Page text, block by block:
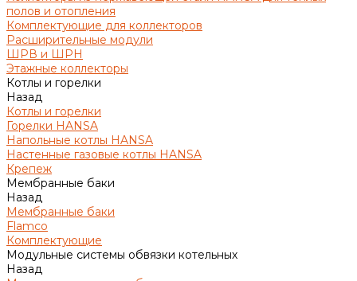
полов и отопления
Комплектующие для коллекторов
Расширительные модули
ШРВ и ШРН
Этажные коллекторы
Котлы и горелки
Назад
Котлы и горелки
Горелки HANSA
Напольные котлы HANSA
Настенные газовые котлы HANSA
Крепеж
Мембранные баки
Назад
Мембранные баки
Flamco
Комплектующие
Модульные системы обвязки котельных
Назад